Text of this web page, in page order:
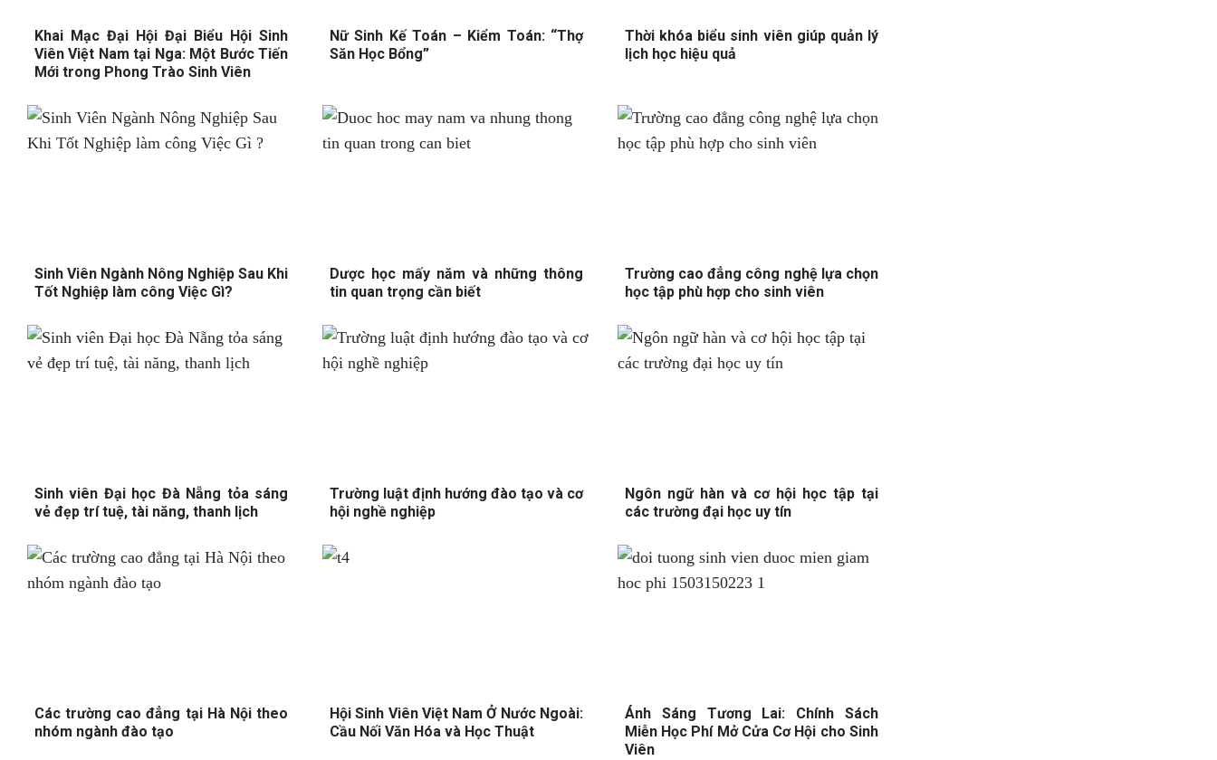
Khai Mạc Đại Hội Đại Biểu Hội Sinh
Viên Việt Nam tại Nga: Một Bước Tiến
Mới trong Phong Trào Sinh Viên
Nữ Sinh Kế Toán – Kiểm Toán: “Thợ
Săn Học Bổng”
Thời khóa biểu sinh viên giúp quản lý
lịch học hiệu quả
Sinh Viên Ngành Nông Nghiệp Sau Khi
Tốt Nghiệp làm công Việc Gì?
Dược học mấy năm và những thông
tin quan trọng cần biết
Trường cao đẳng công nghệ lựa chọn
học tập phù hợp cho sinh viên
Sinh viên Đại học Đà Nẵng tỏa sáng
vẻ đẹp trí tuệ, tài năng, thanh lịch
Trường luật định hướng đào tạo và cơ
hội nghề nghiệp
Ngôn ngữ hàn và cơ hội học tập tại
các trường đại học uy tín
Các trường cao đẳng tại Hà Nội theo
nhóm ngành đào tạo
Hội Sinh Viên Việt Nam Ở Nước Ngoài:
Cầu Nối Văn Hóa và Học Thuật
Ánh Sáng Tương Lai: Chính Sách
Miễn Học Phí Mở Cửa Cơ Hội cho Sinh
Viên